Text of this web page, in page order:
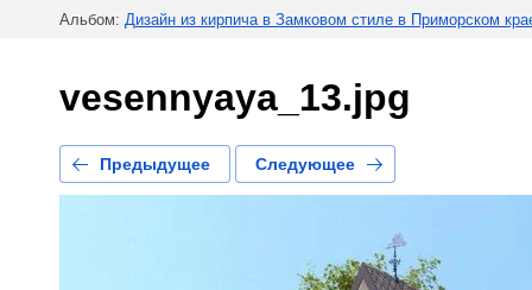
Альбом: Дизайн из кирпича в Замковом стиле в Приморском
vesennyaya_13.jpg
Предыдущее Следующее